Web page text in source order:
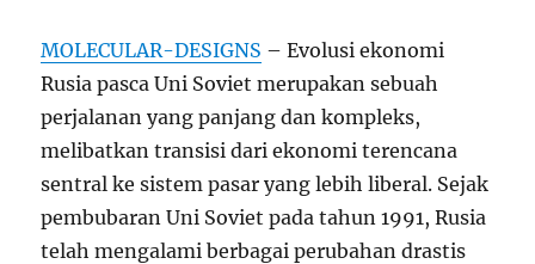
MOLECULAR-DESIGNS – Evolusi ekonomi
Rusia pasca Uni Soviet merupakan sebuah
perjalanan yang panjang dan kompleks,
melibatkan transisi dari ekonomi terencana
sentral ke sistem pasar yang lebih liberal. Sejak
pembubaran Uni Soviet pada tahun 1991, Rusia
telah mengalami berbagai perubahan drastis